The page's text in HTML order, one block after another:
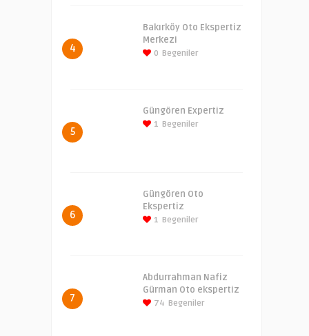
4
Bakırköy Oto Ekspertiz
Merkezi
0 Begeniler
5
Güngören Expertiz
1 Begeniler
6
Güngören Oto
Ekspertiz
1 Begeniler
7
Abdurrahman Nafiz
Gürman Oto ekspertiz
74 Begeniler